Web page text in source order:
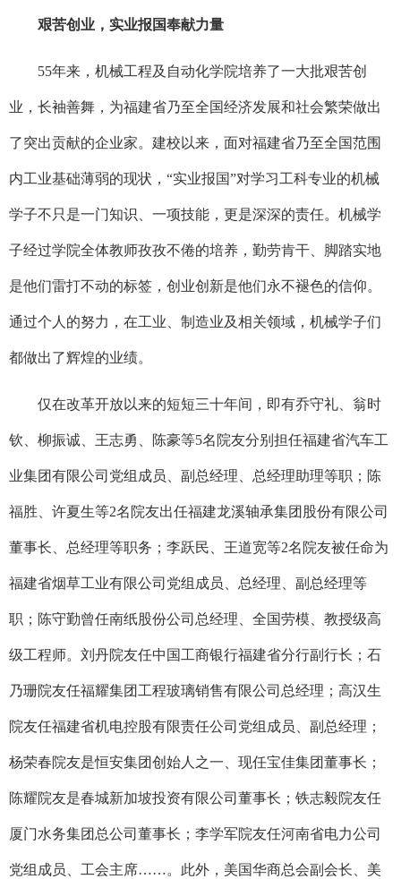
艰苦创业，实业报国奉献力量
55年来，机械工程及自动化学院培养了一大批艰苦创
业，长袖善舞，为福建省乃至全国经济发展和社会繁荣做出
了突出贡献的企业家。建校以来，面对福建省乃至全国范围
内工业基础薄弱的现状，“实业报国”对学习工科专业的机械
学子不只是一门知识、一项技能，更是深深的责任。机械学
子经过学院全体教师孜孜不倦的培养，勤劳肯干、脚踏实地
是他们雷打不动的标签，创业创新是他们永不褪色的信仰。
通过个人的努力，在工业、制造业及相关领域，机械学子们
都做出了辉煌的业绩。
仅在改革开放以来的短短三十年间，即有乔守礼、翁时
钦、柳振诚、王志勇、陈豪等5名院友分别担任福建省汽车工
业集团有限公司党组成员、副总经理、总经理助理等职；陈
福胜、许夏生等2名院友出任福建龙溪轴承集团股份有限公司
董事长、总经理等职务；李跃民、王道宽等2名院友被任命为
福建省烟草工业有限公司党组成员、总经理、副总经理等
职；陈守勤曾任南纸股份公司总经理、全国劳模、教授级高
级工程师。刘丹院友任中国工商银行福建省分行副行长；石
乃珊院友任福耀集团工程玻璃销售有限公司总经理；高汉生
院友任福建省机电控股有限责任公司党组成员、副总经理；
杨荣春院友是恒安集团创始人之一、现任宝佳集团董事长；
陈耀院友是春城新加坡投资有限公司董事长；铁志毅院友任
厦门水务集团总公司董事长；李学军院友任河南省电力公司
党组成员、工会主席……。此外，美国华商总会副会长、美